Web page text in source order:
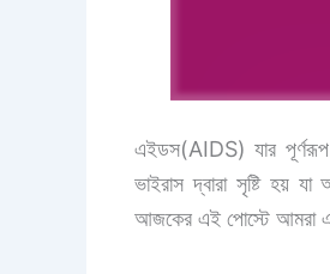
এইডস(AIDS) যার
ভাইরাস দ্বারা সৃষ্টি হয়
আজকের এই পোস্টে আমরা